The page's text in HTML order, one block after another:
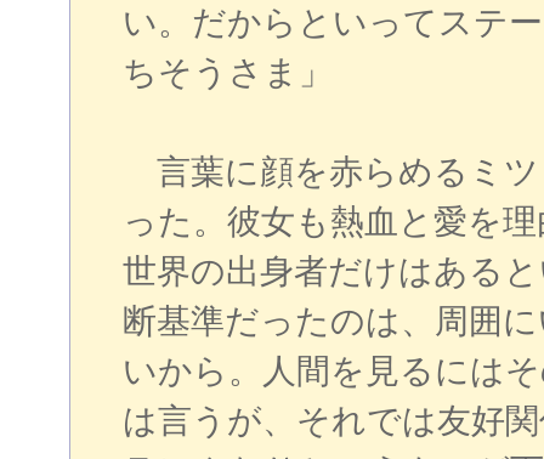
い。だからといってステ
ちそうさま」
言葉に顔を赤らめるミ
った。彼女も熱血と愛を
世界の出身者だけはある
断基準だったのは、周囲
いから。人間を見るには
は言うが、それでは友好